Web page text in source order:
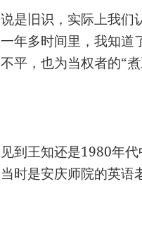
说是旧识，实际上我们
一年多时间里，我知道
不平，也为当权者的“
见到王知还是1980年
当时是安庆师院的英语